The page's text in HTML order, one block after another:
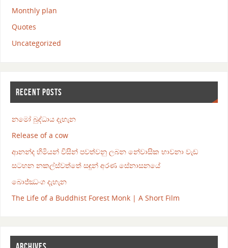
Monthly plan
Quotes
Uncategorized
RECENT POSTS
නමෝ බුද්ධාය දැහැන
Release of a cow
ආනන්ද හිමියන් විසින් පවත්වනු ලබන නේවාසික භාවනා වැඩ
සටහන නකල්ස්වත්තේ සඳුන් අරණ සේනාසනයේ
බොජ්ඣංග දැහැන
The Life of a Buddhist Forest Monk | A Short Film